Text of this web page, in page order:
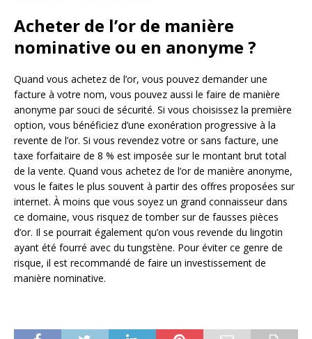
Acheter de l’or de manière
nominative ou en anonyme ?
Quand vous achetez de l’or, vous pouvez demander une
facture à votre nom, vous pouvez aussi le faire de manière
anonyme par souci de sécurité. Si vous choisissez la première
option, vous bénéficiez d’une exonération progressive à la
revente de l’or. Si vous revendez votre or sans facture, une
taxe forfaitaire de 8 % est imposée sur le montant brut total
de la vente. Quand vous achetez de l’or de manière anonyme,
vous le faites le plus souvent à partir des offres proposées sur
internet. À moins que vous soyez un grand connaisseur dans
ce domaine, vous risquez de tomber sur de fausses pièces
d’or. Il se pourrait également qu’on vous revende du lingotin
ayant été fourré avec du tungstène. Pour éviter ce genre de
risque, il est recommandé de faire un investissement de
manière nominative.